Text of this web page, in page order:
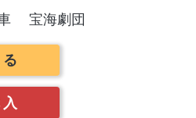
宝海劇団